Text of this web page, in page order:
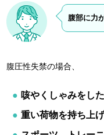
腹部に力
腹圧性失禁の場合、
咳やくしゃみをし
重い荷物を持ち上